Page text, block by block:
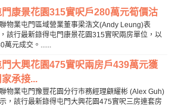
門康景花園315實呎戶280萬元筍價沽
物業屯門區域營業董事梁浩文(Andy Leung)表
該行最新錄得屯門康景花園315實呎兩房單位，以
萬元成交。......
門大興花園475實呎兩房戶439萬元獲
家承接...
物業屯門豫豐花園分行市務經理顧耀彬 (Alex Guh)
，該行最新錄得屯門大興花園475實呎三房連套房